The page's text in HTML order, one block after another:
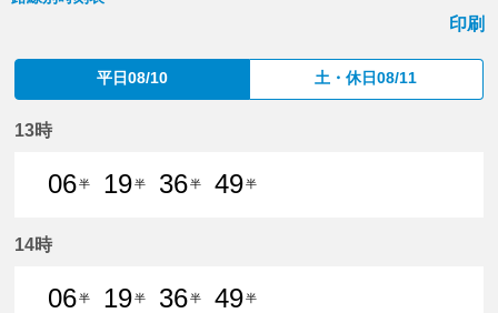
印刷
平日08/10 土・休日08/11
13時
06半
19半
36半
49半
14時
06半
19半
36半
49半